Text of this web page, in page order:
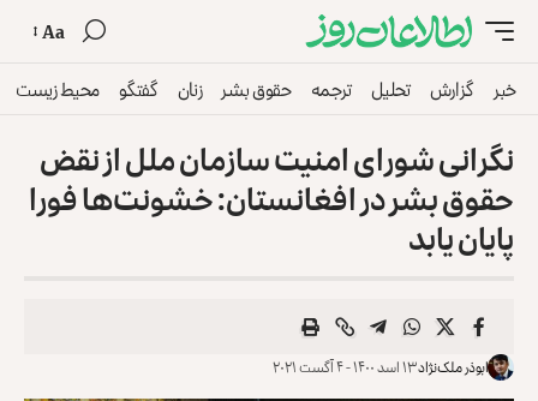
Aa
خبر گزارش تحلیل ترجمه حقوق بشر زنان گفتگو محیط زیست
نگرانی شورای امنیت سازمان ملل از نقض
حقوق بشر در افغانستان: خشونت‌ها فورا
پایان یابد
ابوذر ملک‌نژاد۱۳ اسد ۱۴۰۰ - ۴ آگست ۲۰۲۱